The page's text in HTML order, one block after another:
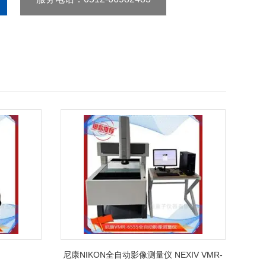
尼康NIKON全自动影像测量仪 NEXIV VMR-